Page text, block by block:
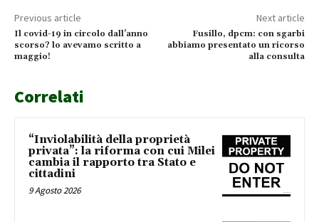
Previous article
Il covid-19 in circolo dall’anno
scorso? lo avevamo scritto a
maggio!
Next article
Fusillo, dpcm: con sgarbi
abbiamo presentato un ricorso
alla consulta
Correlati
“Inviolabilità della proprietà
privata”: la riforma con cui Milei
cambia il rapporto tra Stato e
cittadini
9 Agosto 2026